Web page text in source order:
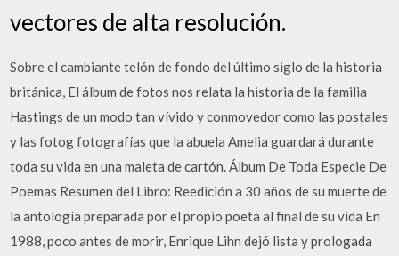
vectores de alta resolución.
Sobre el cambiante telón de fondo del último siglo de la historia
británica, El álbum de fotos nos relata la historia de la familia
Hastings de un modo tan vívido y conmovedor como las postales
y las fotog fotografías que la abuela Amelia guardará durante
toda su vida en una maleta de cartón. Álbum De Toda Especie De
Poemas Resumen del Libro: Reedición a 30 años de su muerte de
la antología preparada por el propio poeta al final de su vida En
1988, poco antes de morir, Enrique Lihn dejó lista y prologada